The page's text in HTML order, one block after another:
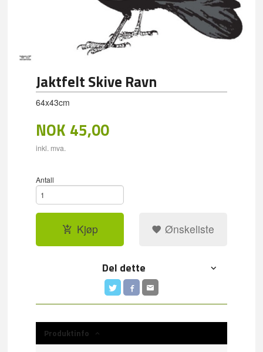
Jaktfelt Skive Ravn
64x43cm
NOK 45,00
inkl. mva.
Antall
Kjøp Ønskeliste
Del dette
Produktinfo